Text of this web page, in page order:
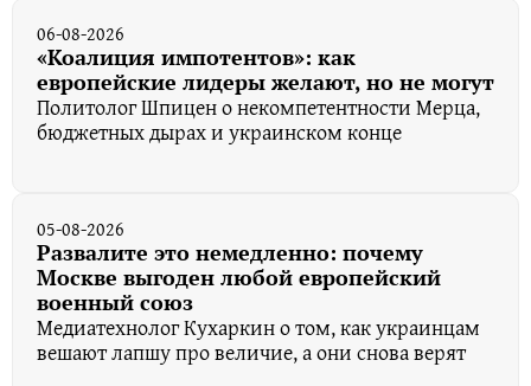
06-08-2026
«Коалиция импотентов»: как
европейские лидеры желают, но не могут
Политолог Шпицен о некомпетентности Мерца,
бюджетных дырах и украинском конце
05-08-2026
Развалите это немедленно: почему
Москве выгоден любой европейский
военный союз
Медиатехнолог Кухаркин о том, как украинцам
вешают лапшу про величие, а они снова верят